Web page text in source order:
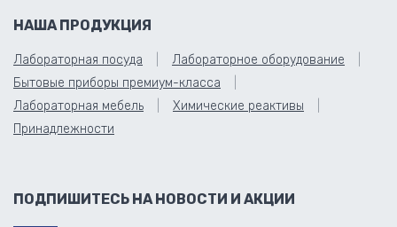
НАША ПРОДУКЦИЯ
Лабораторная посуда
Лабораторное оборудование
Бытовые приборы премиум-класса
Лабораторная мебель
Химические реактивы
Принадлежности
ПОДПИШИТЕСЬ НА НОВОСТИ И АКЦИИ